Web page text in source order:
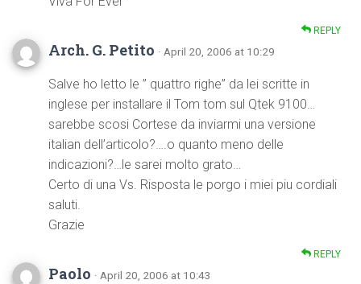
REPLY
Arch. G. Petito · April 20, 2006 at 10:29
Salve ho letto le ” quattro righe” da lei scritte in
inglese per installare il Tom tom sul Qtek 9100…
sarebbe scosi Cortese da inviarmi una versione
italian dell’articolo?….o quanto meno delle
indicazioni?…le sarei molto grato…
Certo di una Vs. Risposta le porgo i miei piu cordiali
saluti.
Grazie
REPLY
Paolo · April 20, 2006 at 10:43